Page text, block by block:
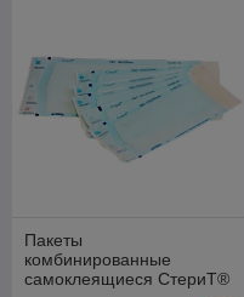
Пакеты
комбинированные
самоклеящиеся СтериТ®